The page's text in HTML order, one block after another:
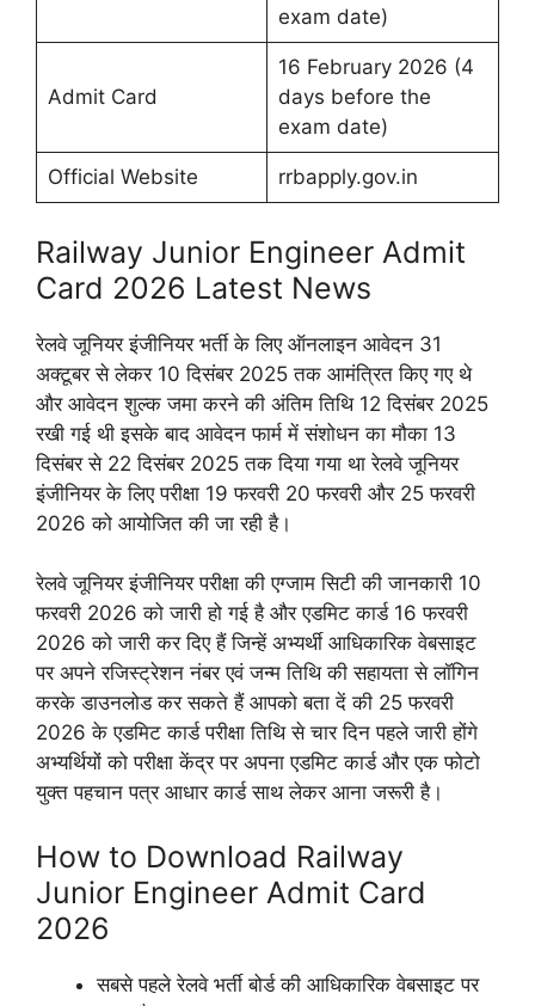
exam date)
Admit Card
16 February 2026 (4
days before the
exam date)
Official Website rrbapply.gov.in
Railway Junior Engineer Admit
Card 2026 Latest News
रेलवे जूनियर इंजीनियर भर्ती के लिए ऑनलाइन आवेदन 31
अक्टूबर से लेकर 10 दिसंबर 2025 तक आमंत्रित किए गए थे
और आवेदन शुल्क जमा करने की अंतिम तिथि 12 दिसंबर 2025
रखी गई थी इसके बाद आवेदन फार्म में संशोधन का मौका 13
दिसंबर से 22 दिसंबर 2025 तक दिया गया था रेलवे जूनियर
इंजीनियर के लिए परीक्षा 19 फरवरी 20 फरवरी और 25 फरवरी
2026 को आयोजित की जा रही है।
रेलवे जूनियर इंजीनियर परीक्षा की एग्जाम सिटी की जानकारी 10
फरवरी 2026 को जारी हो गई है और एडमिट कार्ड 16 फरवरी
2026 को जारी कर दिए हैं जिन्हें अभ्यर्थी आधिकारिक वेबसाइट
पर अपने रजिस्ट्रेशन नंबर एवं जन्म तिथि की सहायता से लॉगिन
करके डाउनलोड कर सकते हैं आपको बता दें की 25 फरवरी
2026 के एडमिट कार्ड परीक्षा तिथि से चार दिन पहले जारी होंगे
अभ्यर्थियों को परीक्षा केंद्र पर अपना एडमिट कार्ड और एक फोटो
युक्त पहचान पत्र आधार कार्ड साथ लेकर आना जरूरी है।
How to Download Railway
Junior Engineer Admit Card
2026
सबसे पहले रेलवे भर्ती बोर्ड की आधिकारिक वेबसाइट पर